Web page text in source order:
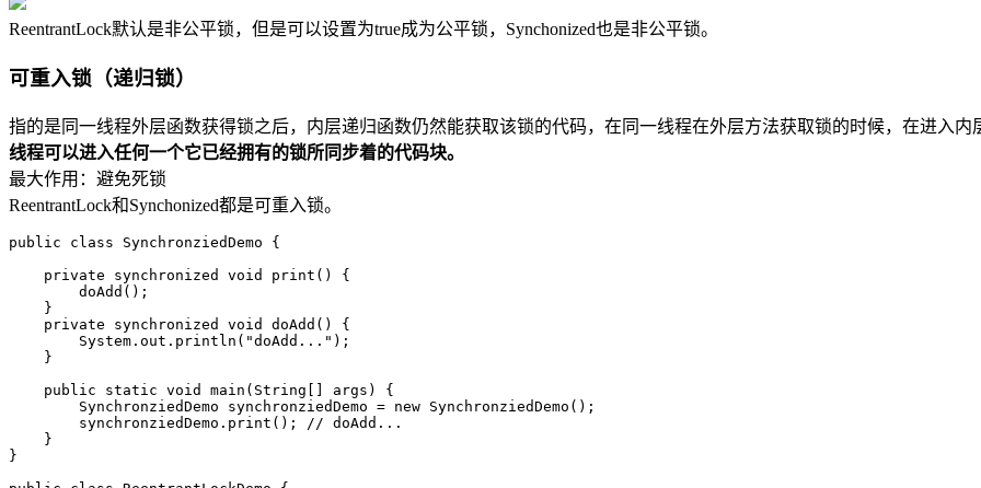
ReentrantLock默认是非公平锁，但是可以设置为true成为公平锁，Synchonized也是非公平锁。
可重入锁（递归锁）
指的是同一线程外层函数获得锁之后，内层递归函数仍然能获取该锁的代码，在同一线程在外层方法获取锁的时候，在进入内
线程可以进入任何一个它已经拥有的锁所同步着的代码块。
最大作用：避免死锁
ReentrantLock和Synchonized都是可重入锁。
public class SynchronziedDemo {
    private synchronized void print() {
        doAdd();
    }
    private synchronized void doAdd() {
        System.out.println("doAdd...");
    }
    public static void main(String[] args) {
        SynchronziedDemo synchronziedDemo = new SynchronziedDemo();
        synchronziedDemo.print(); // doAdd...
    }
}